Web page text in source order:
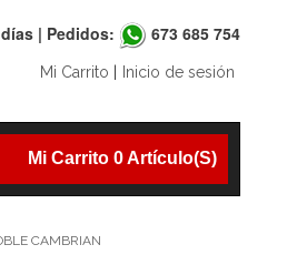
| Pedidos: 673 685 754
Mi Carrito Inicio de sesión
Mi Carrito 0 Artículo(s)
CAMBRIAN